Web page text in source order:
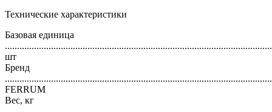
Технические характеристики
Базовая единица
шт
Бренд
FERRUM
Вес, кг